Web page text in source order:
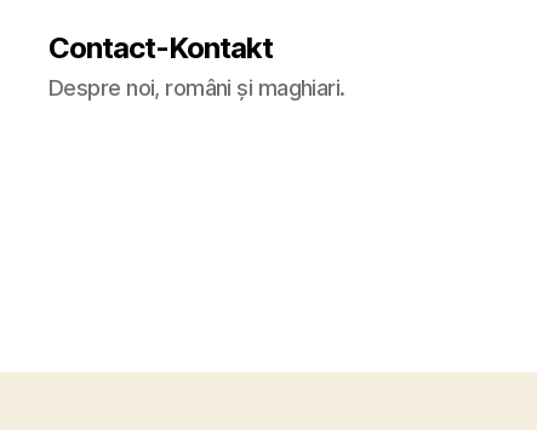
Contact-Kontakt
Despre noi, români și maghiari.